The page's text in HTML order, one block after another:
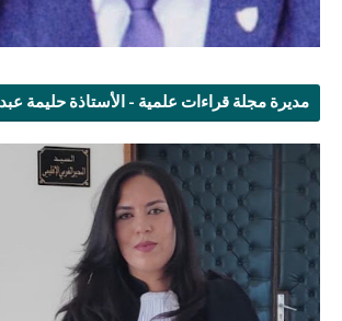
مديرة مجلة قراءات علمية - الأستاذة حليمة